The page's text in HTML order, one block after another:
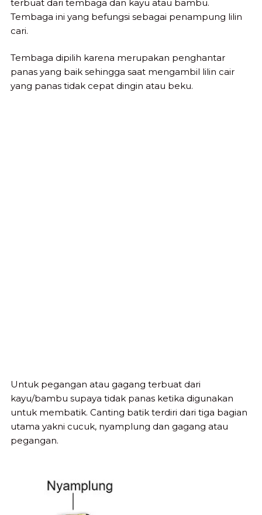
terbuat dari tembaga dan kayu atau bambu.
Tembaga ini yang befungsi sebagai penampung lilin
cari.
Tembaga dipilih karena merupakan penghantar
panas yang baik sehingga saat mengambil lilin cair
yang panas tidak cepat dingin atau beku.
Untuk pegangan atau gagang terbuat dari
kayu/bambu supaya tidak panas ketika digunakan
untuk membatik. Canting batik terdiri dari tiga bagian
utama yakni cucuk, nyamplung dan gagang atau
pegangan.